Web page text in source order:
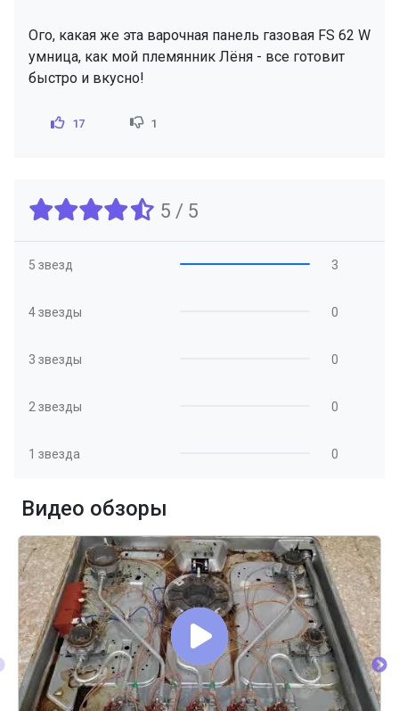
Ого, какая же эта варочная панель газовая FS 62 W
умница, как мой племянник Лёня - все готовит
быстро и вкусно!
17 1
5 / 5
5 звезд 3
4 звезды 0
3 звезды 0
2 звезды 0
1 звезда 0
Видео обзоры